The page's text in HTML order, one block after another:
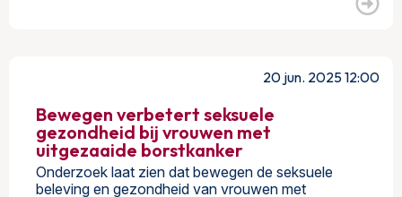
20 jun. 2025 12:00
Bewegen verbetert seksuele
gezondheid bij vrouwen met
uitgezaaide borstkanker
Onderzoek laat zien dat bewegen de seksuele
beleving en gezondheid van vrouwen met